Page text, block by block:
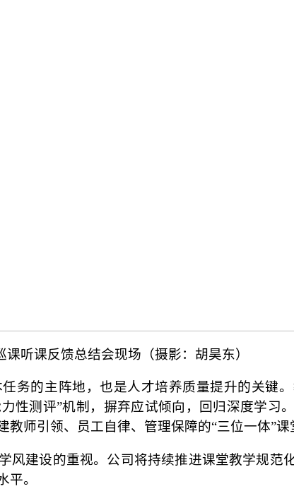
课听课反馈总结会现场（摄影：胡昊东）
务的主阵地，也是人才培养质量提升的关键
性测评”机制，摒弃应试倾向，回归深度学习
师引领、员工自律、管理保障的“三位一体”课
风建设的重视。公司将持续推进课堂教学规范
平。